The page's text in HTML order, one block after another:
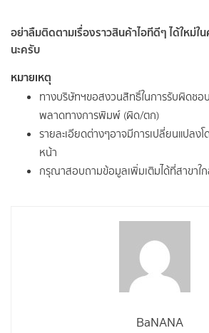
อย่าลืมติดตามเรื่องราวสินค้าไอทีดีๆ ได้ใหม่ใ
นะครับ
หมายเหตุ
ทางบริษัทฯขอสงวนสิทธิ์ในการรับผิดชอ
พลาดทางการพิมพ์ (ผิด/ตก)
รายละเอียดต่างๆอาจมีการเปลี่ยนแปลง
หน้า
กรุณาสอบถามข้อมูลเพิ่มเติมได้ที่สาขาใ
BaNANA